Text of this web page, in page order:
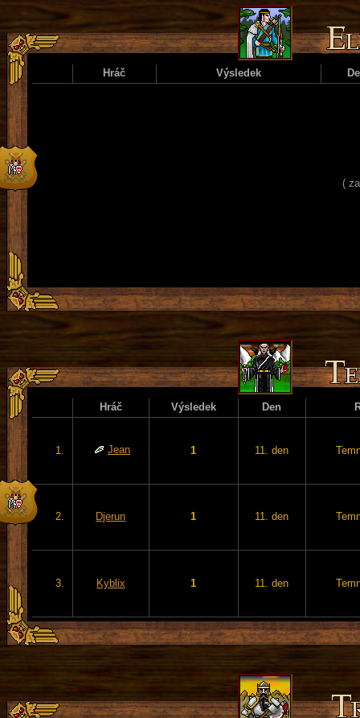
Hráč Výsledek
(
Hráč Výsledek Den
1. Jean 1 11. den
2. Djerun 1 11. den
3. Kyblix 1 11. den